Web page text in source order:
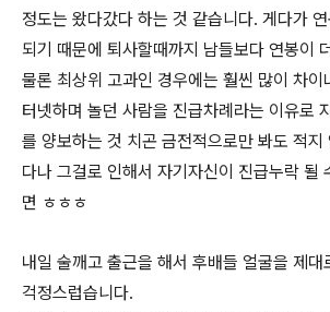
정도는 왔다갔다 하는 것 같습니다. 게다가
되기 때문에 퇴사할때까지 남들보다 연봉이
물론 최상위 고과인 경우에는 훨씬 많이 차이
터넷하며 놀던 사람을 진급차례라는 이유로
를 양보하는 것 치곤 금전적으로만 봐도 적지
다나 그걸로 인해서 자기자신이 진급누락 될
면 ㅎㅎㅎ
내일 술깨고 출근을 해서 후배들 얼굴을 제
걱정스럽습니다.